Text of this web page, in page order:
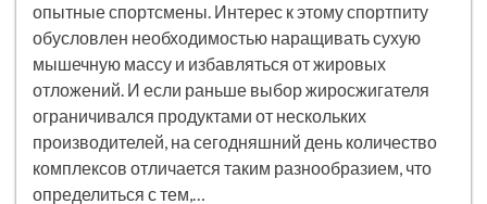
опытные спортсмены. Интерес к этому спортпиту
обусловлен необходимостью наращивать сухую
мышечную массу и избавляться от жировых
отложений. И если раньше выбор жиросжигателя
ограничивался продуктами от нескольких
производителей, на сегодняшний день количество
комплексов отличается таким разнообразием, что
определиться с тем,…